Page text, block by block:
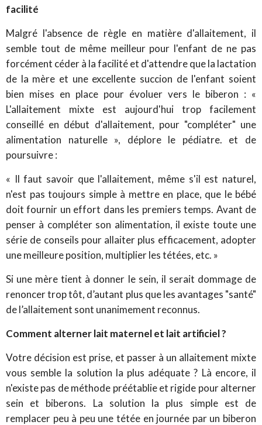
facilité
Malgré l'absence de règle en matière d'allaitement, il
semble tout de même meilleur pour l'enfant de ne pas
forcément céder à la facilité et d'attendre que la lactation
de la mère et une excellente succion de l'enfant soient
bien mises en place pour évoluer vers le biberon : «
L'allaitement mixte est aujourd'hui trop facilement
conseillé en début d'allaitement, pour "compléter" une
alimentation naturelle », déplore le pédiatre. et de
poursuivre :
« Il faut savoir que l'allaitement, même s'il est naturel,
n'est pas toujours simple à mettre en place, que le bébé
doit fournir un effort dans les premiers temps. Avant de
penser à compléter son alimentation, il existe toute une
série de conseils pour allaiter plus efficacement, adopter
une meilleure position, multiplier les tétées, etc. »
Si une mère tient à donner le sein, il serait dommage de
renoncer trop tôt, d’autant plus que les avantages "santé"
de l’allaitement sont unanimement reconnus.
Comment alterner lait maternel et lait artificiel ?
Votre décision est prise, et passer à un allaitement mixte
vous semble la solution la plus adéquate ? Là encore, il
n'existe pas de méthode préétablie et rigide pour alterner
sein et biberons. La solution la plus simple est de
remplacer peu à peu une tétée en journée par un biberon